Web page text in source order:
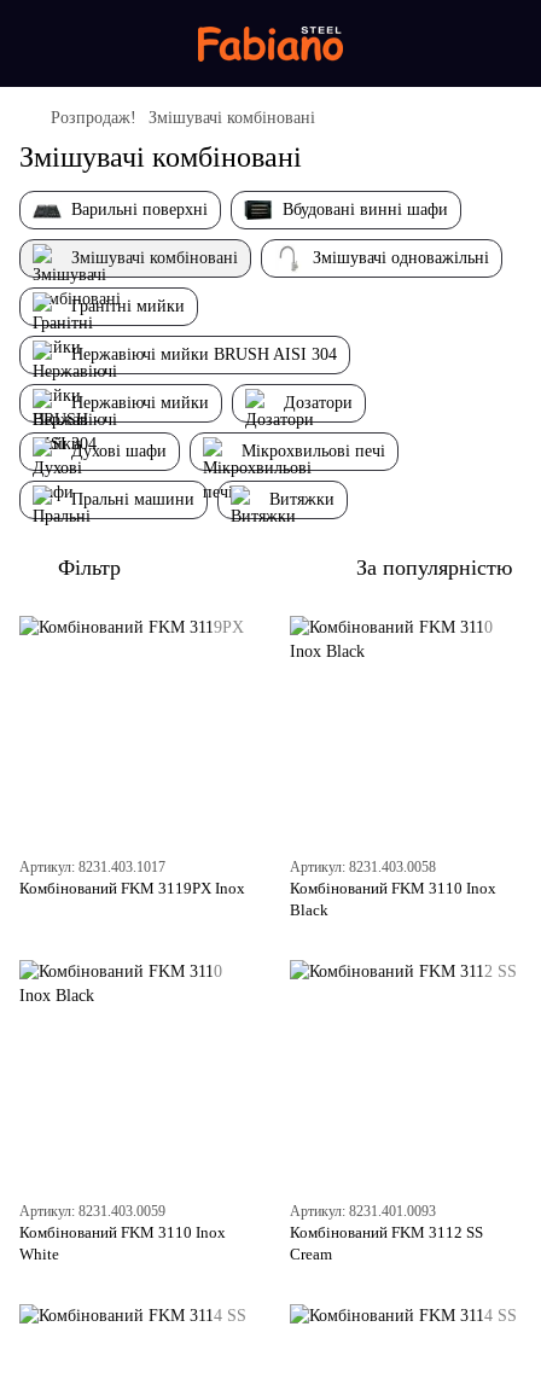
Розпродаж! Змішувачі комбіновані
Змішувачі комбіновані
Варильні поверхні Вбудовані винні шафи
Змішувачі комбіновані Змішувачі одноважільні
Гранітні мийки
Нержавіючі мийки BRUSH AISI 304
Нержавіючі мийки Дозатори
Духові шафи Мікрохвильові печі
Пральні машини Витяжки
Фільтр За популярністю
Артикул: 8231.403.1017
Комбінований FKM 3119PX Inox
Артикул: 8231.403.0058
Комбінований FKM 3110 Inox
Black
Артикул: 8231.403.0059
Комбінований FKM 3110 Inox
White
Артикул: 8231.401.0093
Комбінований FKM 3112 SS
Cream